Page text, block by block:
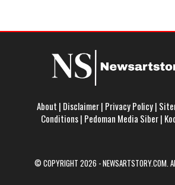
About | Disclaimer| Privacy Policy|
Conditions| Pedoman Media Siber|
© COPYRIGHT 2026 -NEWSARTSTORY.COM .